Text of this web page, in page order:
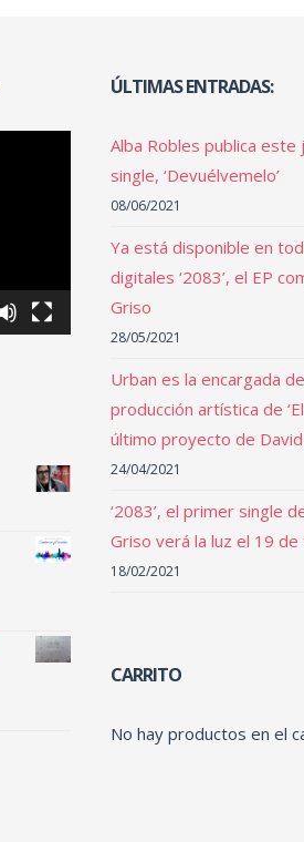
ÚLTIMAS ENTRADAS:
Alba Robles publica este
single, ‘Devuélvemelo’
08/06/2021
Ya está disponible en
digitales ‘2083’, el EP
Griso
28/05/2021
Urban es la encargada
producción artística de
último proyecto de David
24/04/2021
‘2083’, el primer single
Griso verá la luz el 19
18/02/2021
CARRITO
No hay productos en el